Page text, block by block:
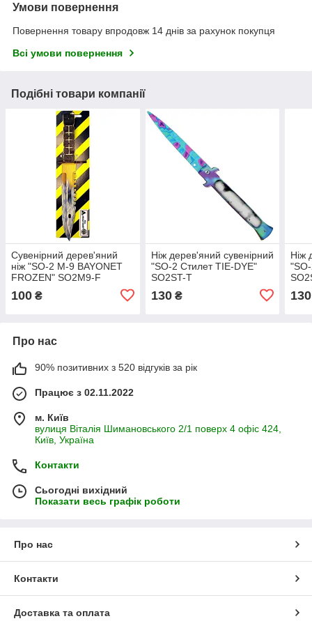
Умови повернення
Повернення товару впродовж 14 днів за рахунок покупця
Всі умови повернення
Подібні товари компанії
Сувенірний дерев'яний
ніж "SO-2 M-9 BAYONET
FROZEN" SO2M9-F
100 ₴
Ніж дерев'яний сувенірний
"SO-2 Стилет TIE-DYE"
SO2ST-T
130₴
Ніж
130
Про нас
90% позитивних з 520 відгуків за рік
Працює з 02.11.2022
м. Київ
вулиця Віталія Шимановського 2/1 поверх 4 офіс 424,
Київ, Україна
Контакти
Сьогодні вихідний
Показати весь графік роботи
Про нас
Контакти
Доставка та оплата